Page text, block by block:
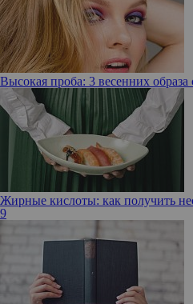
Высокая проба: 3 весенних
Жирные кислоты: как получить
9